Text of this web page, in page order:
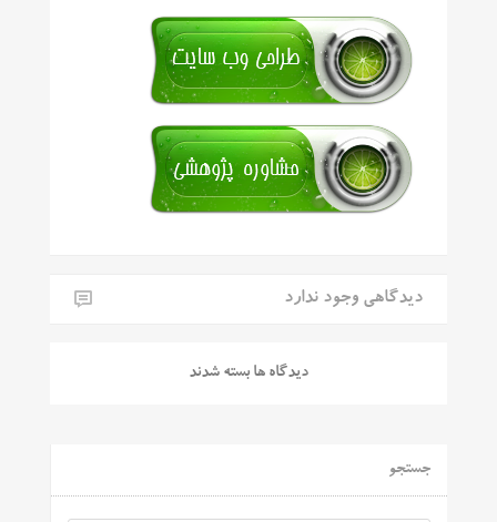
دیدگاهی وجود ندارد
دیدگاه ها بسته شدند
جستجو